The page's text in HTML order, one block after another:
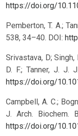
https://doi.org/
Pemberton, T. A.;
538, 34–40. DOI:
Srivastava, D; Singh,
D. F.; Tanner, J. J.
https://doi.org/
Campbell, A. C.;
J. Arch. Biochem.
https://doi.org/